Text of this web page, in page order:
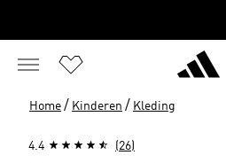
Home / Kinderen / Kleding
4.4 (26)